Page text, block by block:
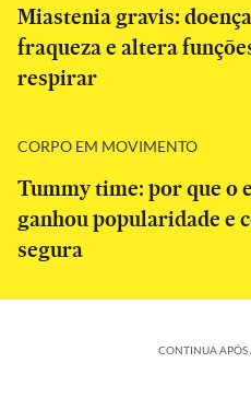
Miastenia gravis:
fraqueza e altera
respirar
CORPO EM MOVIMENTO
Tummy time: por que o
ganhou popularidade e
segura
CONTINUA APÓS